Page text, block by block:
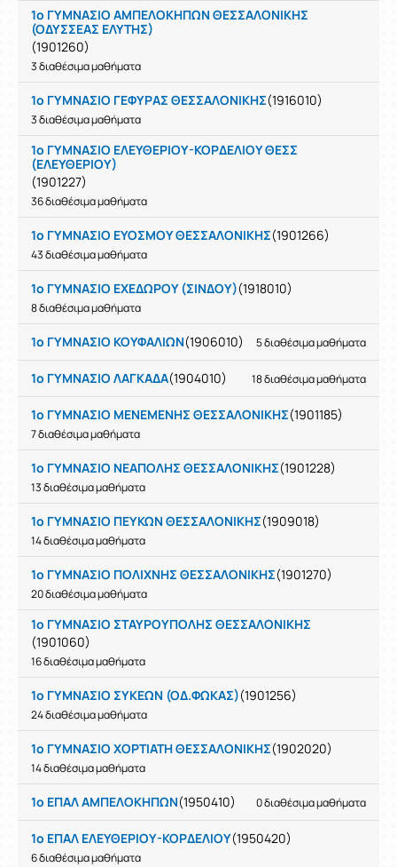
1ο ΓΥΜΝΑΣΙΟ ΑΜΠΕΛΟΚΗΠΩΝ ΘΕΣΣΑΛΟΝΙΚΗΣ
(ΟΔΥΣΣΕΑΣ ΕΛΥΤΗΣ)
(1901260)
3 διαθέσιμα μαθήματα
1ο ΓΥΜΝΑΣΙΟ ΓΕΦΥΡΑΣ ΘΕΣΣΑΛΟΝΙΚΗΣ(1916010)
3 διαθέσιμα μαθήματα
1ο ΓΥΜΝΑΣΙΟ ΕΛΕΥΘΕΡΙΟΥ-ΚΟΡΔΕΛΙΟΥ ΘΕΣΣ
(ΕΛΕΥΘΕΡΙΟΥ)
(1901227)
36 διαθέσιμα μαθήματα
1ο ΓΥΜΝΑΣΙΟ ΕΥΟΣΜΟΥ ΘΕΣΣΑΛΟΝΙΚΗΣ(1901266)
43 διαθέσιμα μαθήματα
1ο ΓΥΜΝΑΣΙΟ ΕΧΕΔΩΡΟΥ (ΣΙΝΔΟΥ)(1918010)
8 διαθέσιμα μαθήματα
1ο ΓΥΜΝΑΣΙΟ ΚΟΥΦΑΛΙΩΝ(1906010) 5 διαθέσιμα μαθήματα
1ο ΓΥΜΝΑΣΙΟ ΛΑΓΚΑΔΑ(1904010) 18 διαθέσιμα μαθήματα
1ο ΓΥΜΝΑΣΙΟ ΜΕΝΕΜΕΝΗΣ ΘΕΣΣΑΛΟΝΙΚΗΣ(1901185)
7 διαθέσιμα μαθήματα
1ο ΓΥΜΝΑΣΙΟ ΝΕΑΠΟΛΗΣ ΘΕΣΣΑΛΟΝΙΚΗΣ(1901228)
13 διαθέσιμα μαθήματα
1ο ΓΥΜΝΑΣΙΟ ΠΕΥΚΩΝ ΘΕΣΣΑΛΟΝΙΚΗΣ(1909018)
14 διαθέσιμα μαθήματα
1ο ΓΥΜΝΑΣΙΟ ΠΟΛΙΧΝΗΣ ΘΕΣΣΑΛΟΝΙΚΗΣ(1901270)
20 διαθέσιμα μαθήματα
1ο ΓΥΜΝΑΣΙΟ ΣΤΑΥΡΟΥΠΟΛΗΣ ΘΕΣΣΑΛΟΝΙΚΗΣ
(1901060)
16 διαθέσιμα μαθήματα
1ο ΓΥΜΝΑΣΙΟ ΣΥΚΕΩΝ (ΟΔ.ΦΩΚΑΣ)(1901256)
24 διαθέσιμα μαθήματα
1ο ΓΥΜΝΑΣΙΟ ΧΟΡΤΙΑΤΗ ΘΕΣΣΑΛΟΝΙΚΗΣ(1902020)
14 διαθέσιμα μαθήματα
1ο ΕΠΑΛ ΑΜΠΕΛΟΚΗΠΩΝ(1950410) 0 διαθέσιμα μαθήματα
1ο ΕΠΑΛ ΕΛΕΥΘΕΡΙΟΥ-ΚΟΡΔΕΛΙΟΥ(1950420)
6 διαθέσιμα μαθήματα